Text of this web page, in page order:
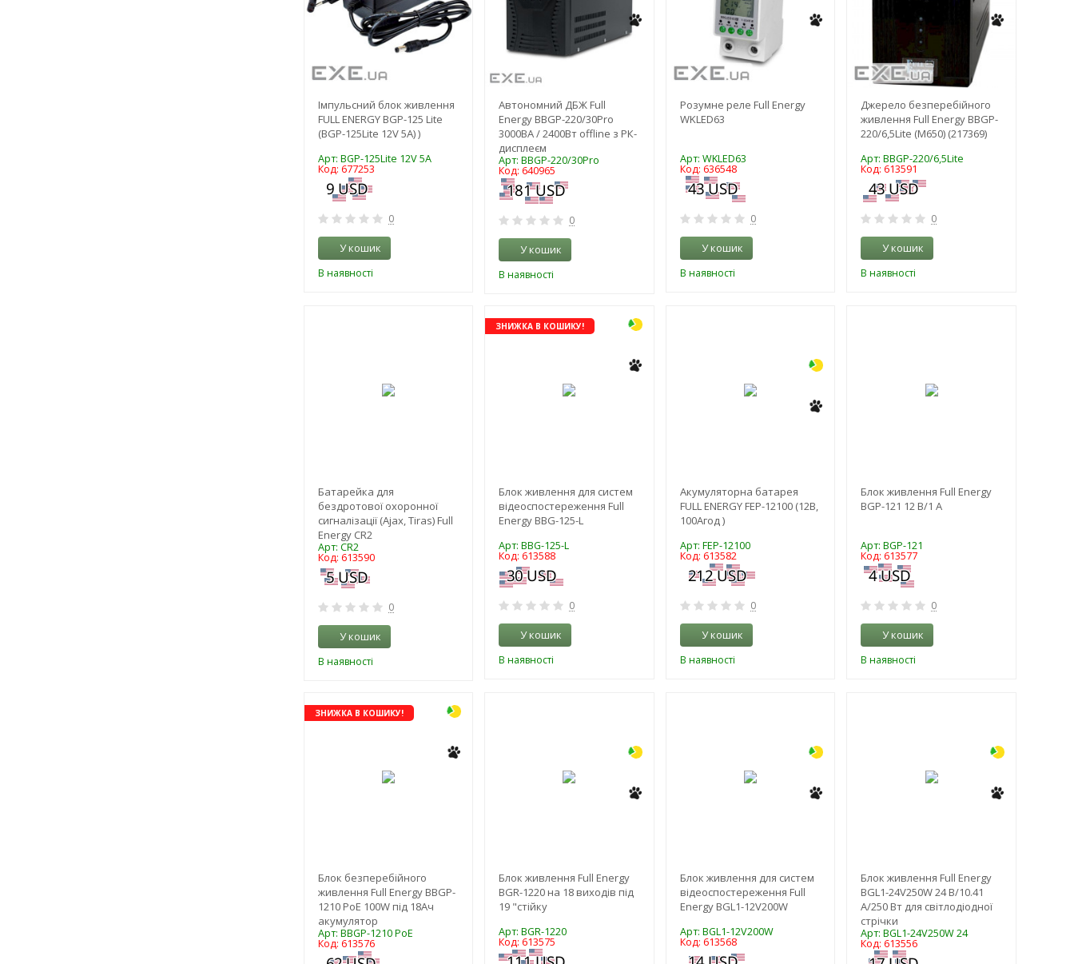
Імпульсний блок живлення
FULL ENERGY BGP-125 Lite
(BGP-125Lite 12V 5А) )
Арт: BGP-125Lite 12V 5А
Код: 677253
0
У кошик
В наявності
Автономний ДБЖ Full
Energy BBGP-220/30Pro
3000ВА / 2400Вт offline з РК-
дисплеєм
Арт: BBGP-220/30Pro
Код: 640965
0
У кошик
В наявності
Розумне реле Full Energy
WKLED63
Арт: WKLED63
Код: 636548
0
У кошик
В наявності
Джерело безперебійного
живлення Full Energy BBGP-
220/6,5Lite (M650) (217369)
Арт: BBGP-220/6,5Lite
Код: 613591
0
У кошик
В наявності
Батарейка для
бездротової охоронної
сигналізації (Ajax, Tiras) Full
Energy CR2
Арт: CR2
Код: 613590
0
У кошик
В наявності
ЗНИЖКА В КОШИКУ!
Блок живлення для систем
відеоспостереження Full
Energy BBG-125-L
Арт: BBG-125-L
Код: 613588
0
У кошик
В наявності
Акумуляторна батарея
FULL ENERGY FEP-12100 (12В,
100Агод )
Арт: FEP-12100
Код: 613582
0
У кошик
В наявності
Блок живлення Full Energy
BGP-121 12 В/1 А
Арт: BGP-121
Код: 613577
0
У кошик
В наявності
ЗНИЖКА В КОШИКУ!
Блок безперебійного
живлення Full Energy BBGP-
1210 PoE 100W під 18Ач
акумулятор
Арт: BBGP-1210 PoE
Код: 613576
Блок живлення Full Energy
BGR-1220 на 18 виходів під
19 "стійку
Арт: BGR-1220
Код: 613575
Блок живлення для систем
відеоспостереження Full
Energy BGL1-12V200W
Арт: BGL1-12V200W
Код: 613568
Блок живлення Full Energy
BGL1-24V250W 24 В/10.41
А/250 Вт для світлодіодної
стрічки
Арт: BGL1-24V250W 24
Код: 613556